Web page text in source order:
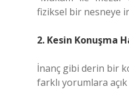
fiziksel bir nesneye
2. Kesin Konuşma
İnanç gibi derin bir
farklı yorumlara